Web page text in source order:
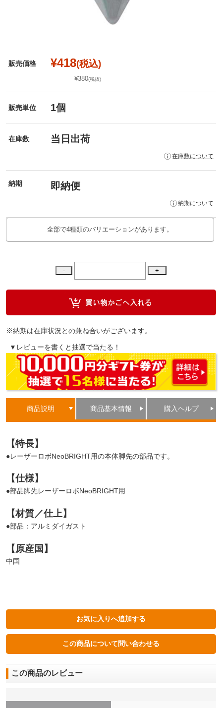
販売価格 ¥418(税込)
¥380(税抜)
販売単位 1個
在庫数 当日出荷
在庫数について
納期 即納便
納期について
全部で4種類のバリエーションがあります。
※納期は在庫状況との兼ね合いがございます。
▼レビューを書くと抽選で当たる！
商品説明 商品基本情報 購入ヘルプ
【特長】
●レーザーロボNeoBRIGHT用の本体脚先の部品です。
【仕様】
●部品脚先レーザーロボNeoBRIGHT用
【材質／仕上】
●部品：アルミダイガスト
【原産国】
中国
この商品のレビュー